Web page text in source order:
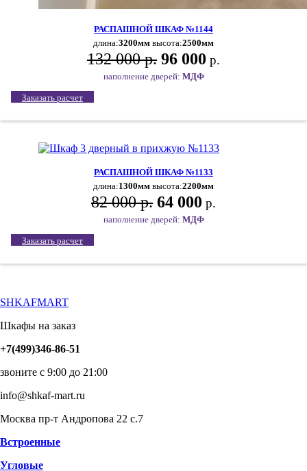
РАСПАШНОЙ ШКАФ №1144
длина:3200мм высота:2500мм
132 000 р. 96 000 р.
наполнение дверей: МДФ
Заказать расчет
РАСПАШНОЙ ШКАФ №1133
длина:1300мм высота:2200мм
82 000 р. 64 000 р.
наполнение дверей: МДФ
Заказать расчет
SHKAFMART
Шкафы на заказ
+7(499)346-86-51
звоните с 9:00 до 21:00
info@shkaf-mart.ru
Москва пр-т Андропова 22 с.7
Встроенные
Угловые